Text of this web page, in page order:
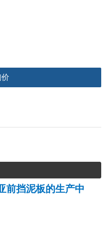
前挡泥板的生产中